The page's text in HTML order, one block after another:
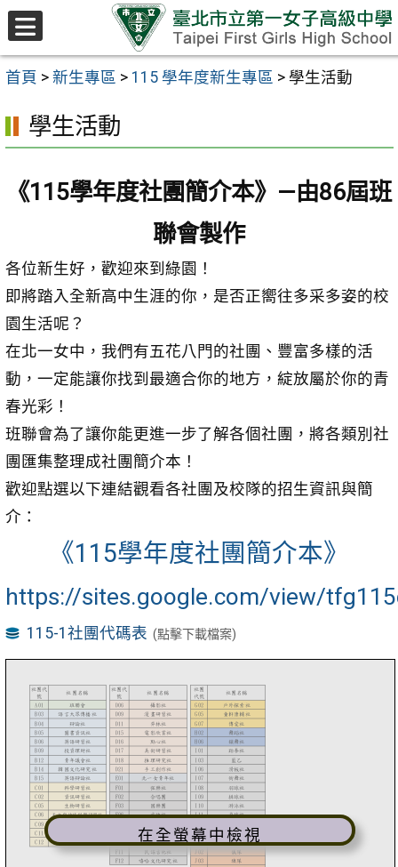
跳至主要內容區
首頁 > 新生專區 > 115 學年度新生專區 > 學生活動
學生活動
《115學年度社團簡介本》—由86屆班
聯會製作
各位新生好，歡迎來到綠園！
即將踏入全新高中生涯的你，是否正嚮往多采多姿的校
園生活呢？
在北一女中，我們有五花八門的社團、豐富多樣的活
動，一定能讓你找到最適合你的地方，綻放屬於你的青
春光彩！
班聯會為了讓你能更進一步了解各個社團，將各類別社
團匯集整理成社團簡介本！
歡迎點選以下連結觀看各社團及校隊的招生資訊與簡
介：
《115學年度社團簡介本》
https://sites.google.com/view/
115-1社團代碼表 (點擊下載檔案)
在全螢幕中檢視
選
單